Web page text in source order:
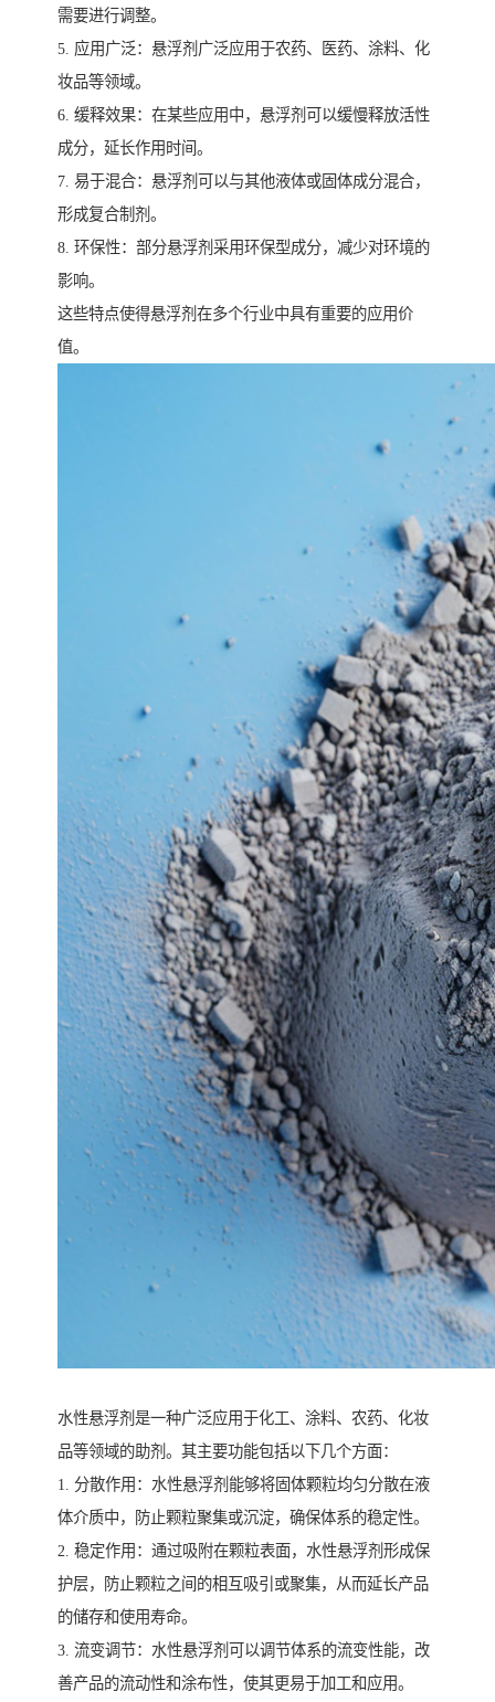
需要进行调整。
5. 应用广泛：悬浮剂广泛应用于农药、医药、涂料、化
妆品等领域。
6. 缓释效果：在某些应用中，悬浮剂可以缓慢释放活性
成分，延长作用时间。
7. 易于混合：悬浮剂可以与其他液体或固体成分混合，
形成复合制剂。
8. 环保性：部分悬浮剂采用环保型成分，减少对环境的
影响。
这些特点使得悬浮剂在多个行业中具有重要的应用价
值。
水性悬浮剂是一种广泛应用于化工、涂料、农药、化妆
品等领域的助剂。其主要功能包括以下几个方面：
1. 分散作用：水性悬浮剂能够将固体颗粒均匀分散在液
体介质中，防止颗粒聚集或沉淀，确保体系的稳定性。
2. 稳定作用：通过吸附在颗粒表面，水性悬浮剂形成保
护层，防止颗粒之间的相互吸引或聚集，从而延长产品
的储存和使用寿命。
3. 流变调节：水性悬浮剂可以调节体系的流变性能，改
善产品的流动性和涂布性，使其更易于加工和应用。